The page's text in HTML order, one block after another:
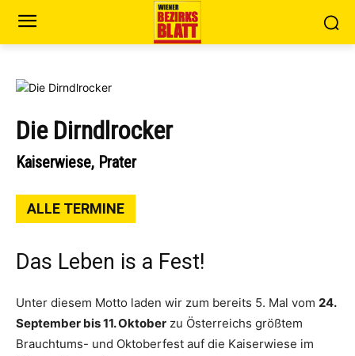
Die Dirndlrocker
Kaiserwiese, Prater
ALLE TERMINE
Das Leben is a Fest!
Unter diesem Motto laden wir zum bereits 5. Mal vom 24.
September bis 11. Oktober zu Österreichs größtem
Brauchtums- und Oktoberfest auf die Kaiserwiese im